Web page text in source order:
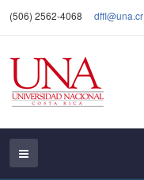
(506) 2562-4068 dffl@una.cr